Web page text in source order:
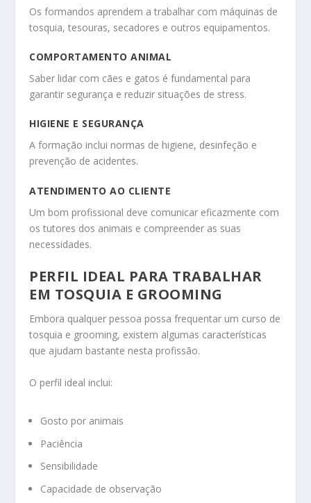
Os formandos aprendem a trabalhar com máquinas de
tosquia, tesouras, secadores e outros equipamentos.
COMPORTAMENTO ANIMAL
Saber lidar com cães e gatos é fundamental para
garantir segurança e reduzir situações de stress.
HIGIENE E SEGURANÇA
A formação inclui normas de higiene, desinfeção e
prevenção de acidentes.
ATENDIMENTO AO CLIENTE
Um bom profissional deve comunicar eficazmente com
os tutores dos animais e compreender as suas
necessidades.
PERFIL IDEAL PARA TRABALHAR
EM TOSQUIA E GROOMING
Embora qualquer pessoa possa frequentar um curso de
tosquia e grooming, existem algumas características
que ajudam bastante nesta profissão.
O perfil ideal inclui:
Gosto por animais
Paciência
Sensibilidade
Capacidade de observação